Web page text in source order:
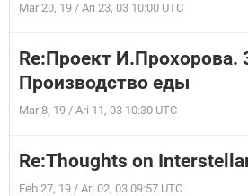
Mar 20, 19 / Ari 23, 03 10:00 UTC
Re:Проект И.Прохорова.
Производство еды
Mar 8, 19 / Ari 11, 03 10:30 UTC
Re:Thoughts on
Feb 27, 19 / Ari 02, 03 09:57 UTC